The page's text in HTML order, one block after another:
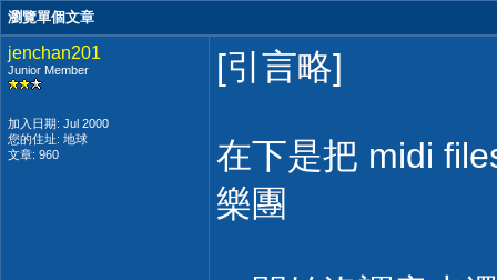
瀏覽單個文章
jenchan201
Junior Member
加入日期: Jul 2000
您的住址: 地球
文章: 960
[引言略]
在下是把 midi
樂團